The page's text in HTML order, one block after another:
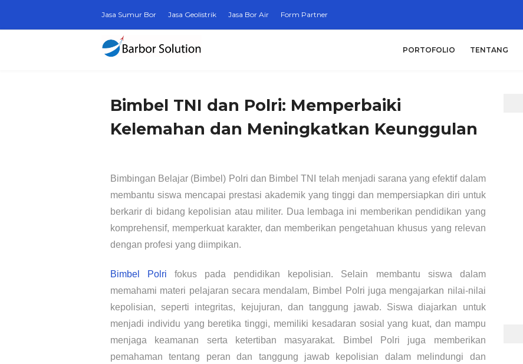
Jasa Sumur Bor Jasa Geolistrik Jasa Bor Air Form Partner
PORTOFOLIO TENTANG
Bimbel TNI dan Polri: Memperbaiki
Kelemahan dan Meningkatkan Keunggulan
Bimbingan Belajar (Bimbel) Polri dan Bimbel TNI telah menjadi sarana yang efektif dalam
membantu siswa mencapai prestasi akademik yang tinggi dan mempersiapkan diri untuk
berkarir di bidang kepolisian atau militer. Dua lembaga ini memberikan pendidikan yang
komprehensif, memperkuat karakter, dan memberikan pengetahuan khusus yang relevan
dengan profesi yang diimpikan.
Bimbel Polri fokus pada pendidikan kepolisian. Selain membantu siswa dalam
memahami materi pelajaran secara mendalam, Bimbel Polri juga mengajarkan nilai-nilai
kepolisian, seperti integritas, kejujuran, dan tanggung jawab. Siswa diajarkan untuk
menjadi individu yang beretika tinggi, memiliki kesadaran sosial yang kuat, dan mampu
menjaga keamanan serta ketertiban masyarakat. Bimbel Polri juga memberikan
pemahaman tentang peran dan tanggung jawab kepolisian dalam melindungi dan